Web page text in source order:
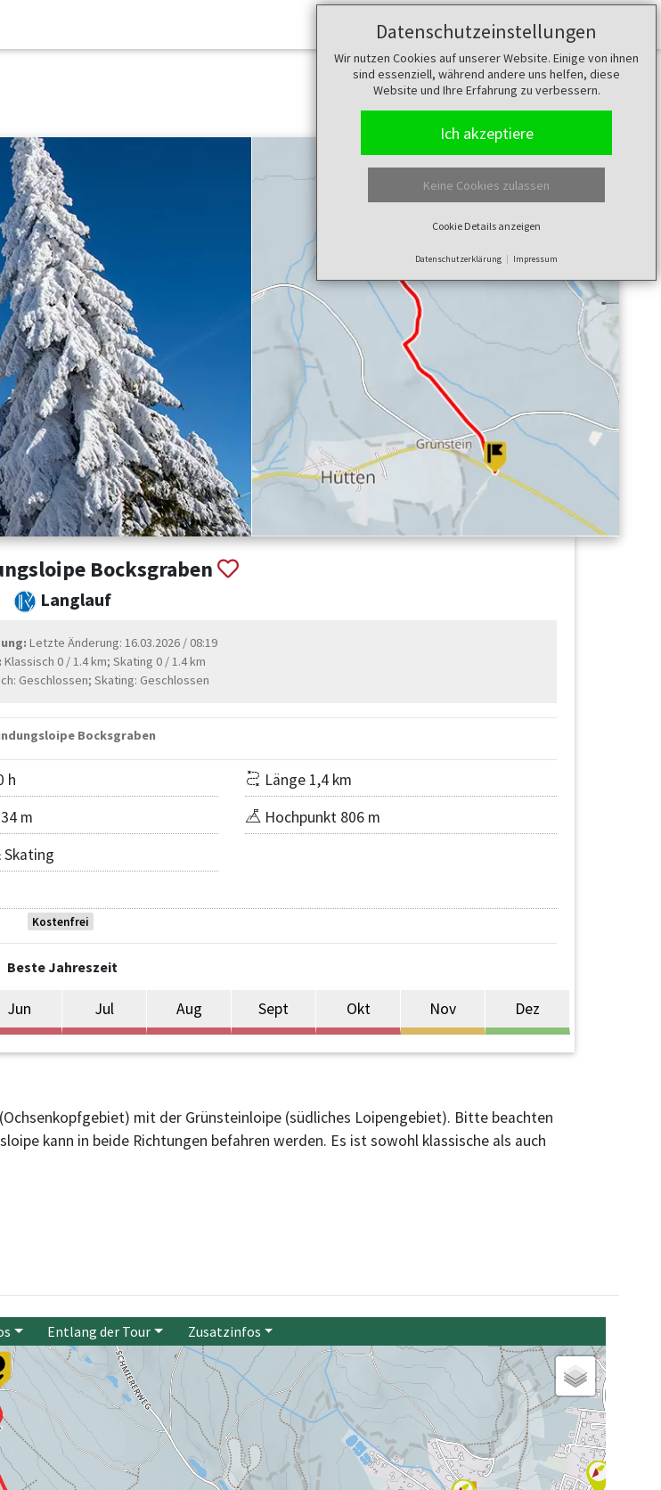
Datenschutzeinstellungen
Wir nutzen Cookies auf unserer Website. Einige von ihnen
sind essenziell, während andere uns helfen, diese
Website und Ihre Erfahrung zu verbessern.
Ich akzeptiere
Keine Cookies zulassen
Cookie Details anzeigen
Datenschutzerklärung Impressum
Bocksgraben
Langlauf
Letzte Änderung: 16.03.2026 / 08:19
Klassisch 0 / 1.4 km; Skating 0 / 1.4 km
Geschlossen; Skating: Geschlossen
Bocksgraben
h
Länge 1,4 km
m
Hochpunkt 806 m
Skating
Kostenfrei
Beste Jahreszeit
Jun Jul Aug Sept Okt Nov Dez
mit der Grünsteinloipe (südliches Loipengebiet). Bitte beachten
kann in beide Richtungen befahren werden. Es ist sowohl klassische als auch
Entlang der Tour Zusatzinfos